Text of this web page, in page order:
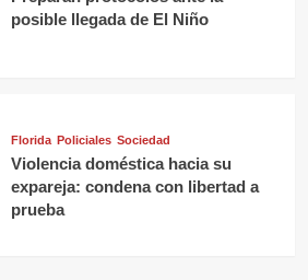
posible llegada de El Niño
Florida Policiales Sociedad
Violencia doméstica hacia su
expareja: condena con libertad a
prueba